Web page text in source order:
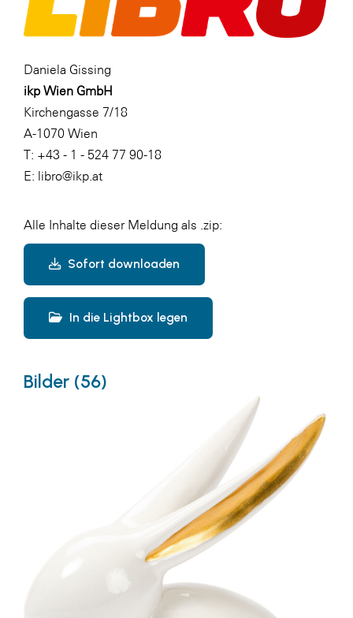
Daniela Gissing
ikp Wien GmbH
Kirchengasse 7/18
A-1070 Wien
T: +43 - 1 - 524 77 90-18
E: libro@ikp.at
Alle Inhalte dieser Meldung als .zip:
Sofort downloaden
In die Lightbox legen
Bilder (56)